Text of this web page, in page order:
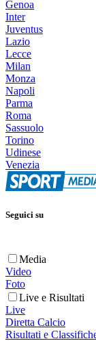
Genoa
Inter
Juventus
Lazio
Lecce
Milan
Monza
Napoli
Parma
Roma
Sassuolo
Torino
Udinese
Venezia
Seguici su
Media
Video
Foto
Live e Risultati
Live
Diretta Calcio
Risultati e